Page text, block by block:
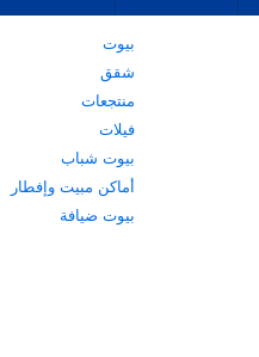
بيوت
شقق
منتجعات
فيلات
بيوت شباب
أماكن مبيت وإفطار
بيوت ضيافة